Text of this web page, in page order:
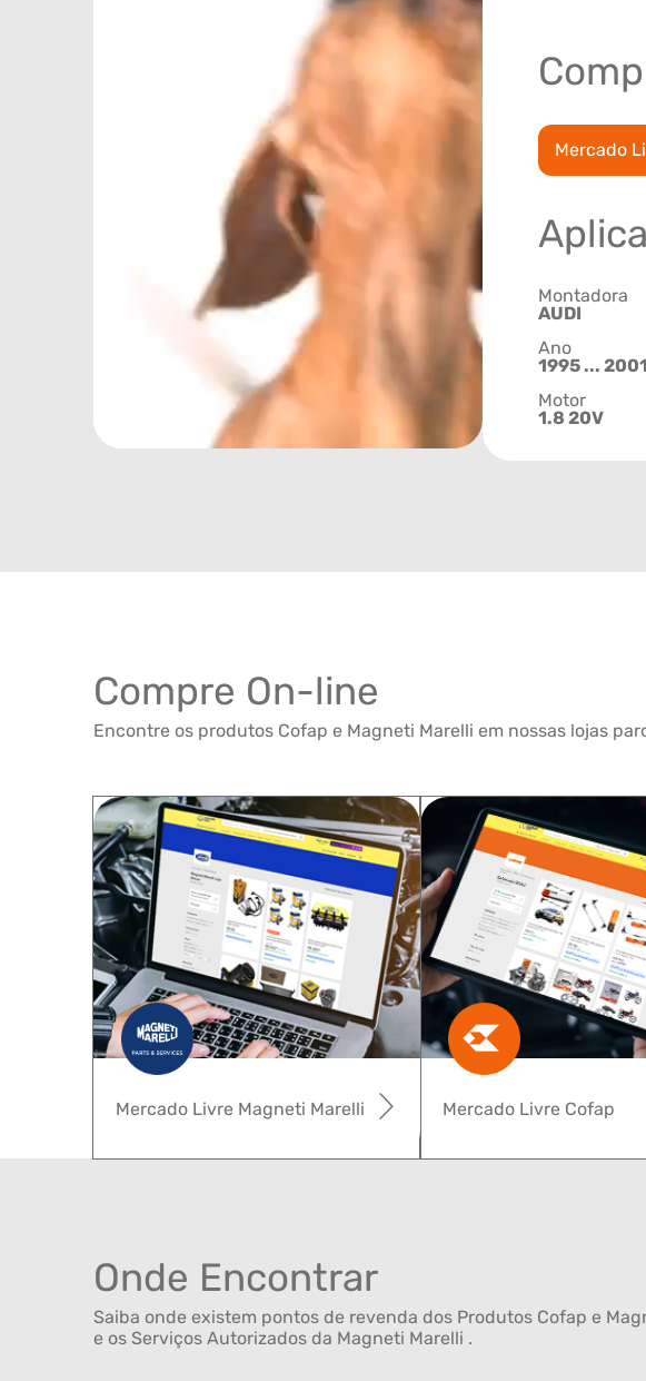
Mercado
Montadora
AUDI
Ano
1995 ... 2001
Motor
1.8 20V
Compre On-line
Encontre os produtos Cofap e Magneti Marelli em nossas lojas
Mercado Livre Cofap
Mercado Livre Magneti Marelli
Onde Encontrar
Saiba onde existem pontos de revenda dos Produtos Cofap e
e os Serviços Autorizados da Magneti Marelli .